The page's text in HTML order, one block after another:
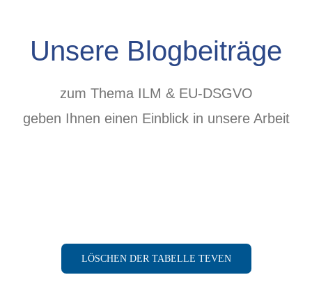
Unsere Blogbeiträge
zum Thema ILM & EU-DSGVO
geben Ihnen einen Einblick in unsere Arbeit
LÖSCHEN DER TABELLE TEVEN